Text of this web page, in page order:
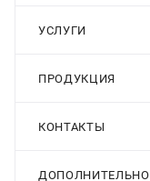
УСЛУГИ
ПРОДУКЦИЯ
КОНТАКТЫ
ДОПОЛНИТЕЛЬНО